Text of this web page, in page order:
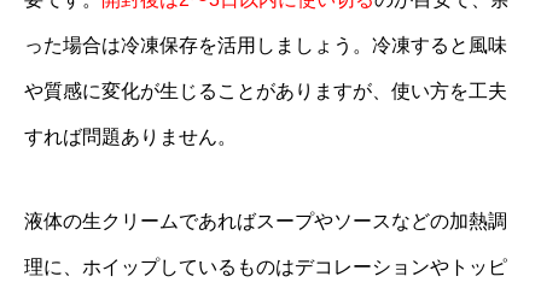
った場合は冷凍保存を活用しましょう。冷凍すると風味
や質感に変化が生じることがありますが、使い方を工夫
すれば問題ありません。
液体の生クリームであればスープやソースなどの加熱調
理に、ホイップしているものはデコレーションやトッピ